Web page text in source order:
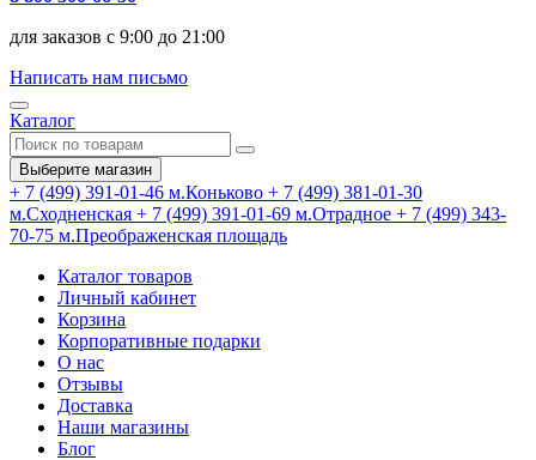
для заказов с 9:00 до 21:00
Написать нам письмо
Каталог
Выберите магазин
+ 7 (499) 391-01-46 м.Коньково + 7 (499) 381-01-30
м.Сходненская + 7 (499) 391-01-69 м.Отрадное + 7 (499) 343-
70-75 м.Преображенская площадь
Каталог товаров
Личный кабинет
Корзина
Корпоративные подарки
О нас
Отзывы
Доставка
Наши магазины
Блог